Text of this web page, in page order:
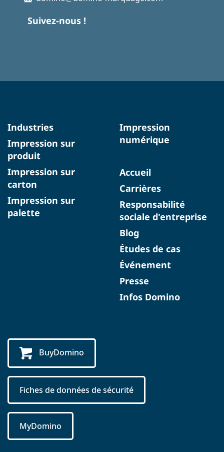
Suivez-nous !
Industries
Impression sur
produit
Impression sur
carton
Impression sur
palette
Impression
numérique
Accueil
Carrières
Responsabilité
sociale d'entreprise
Blog
Études de cas
Événement
Presse
Infos Domino
BuyDomino
Fiches de données de sécurité
MyDomino